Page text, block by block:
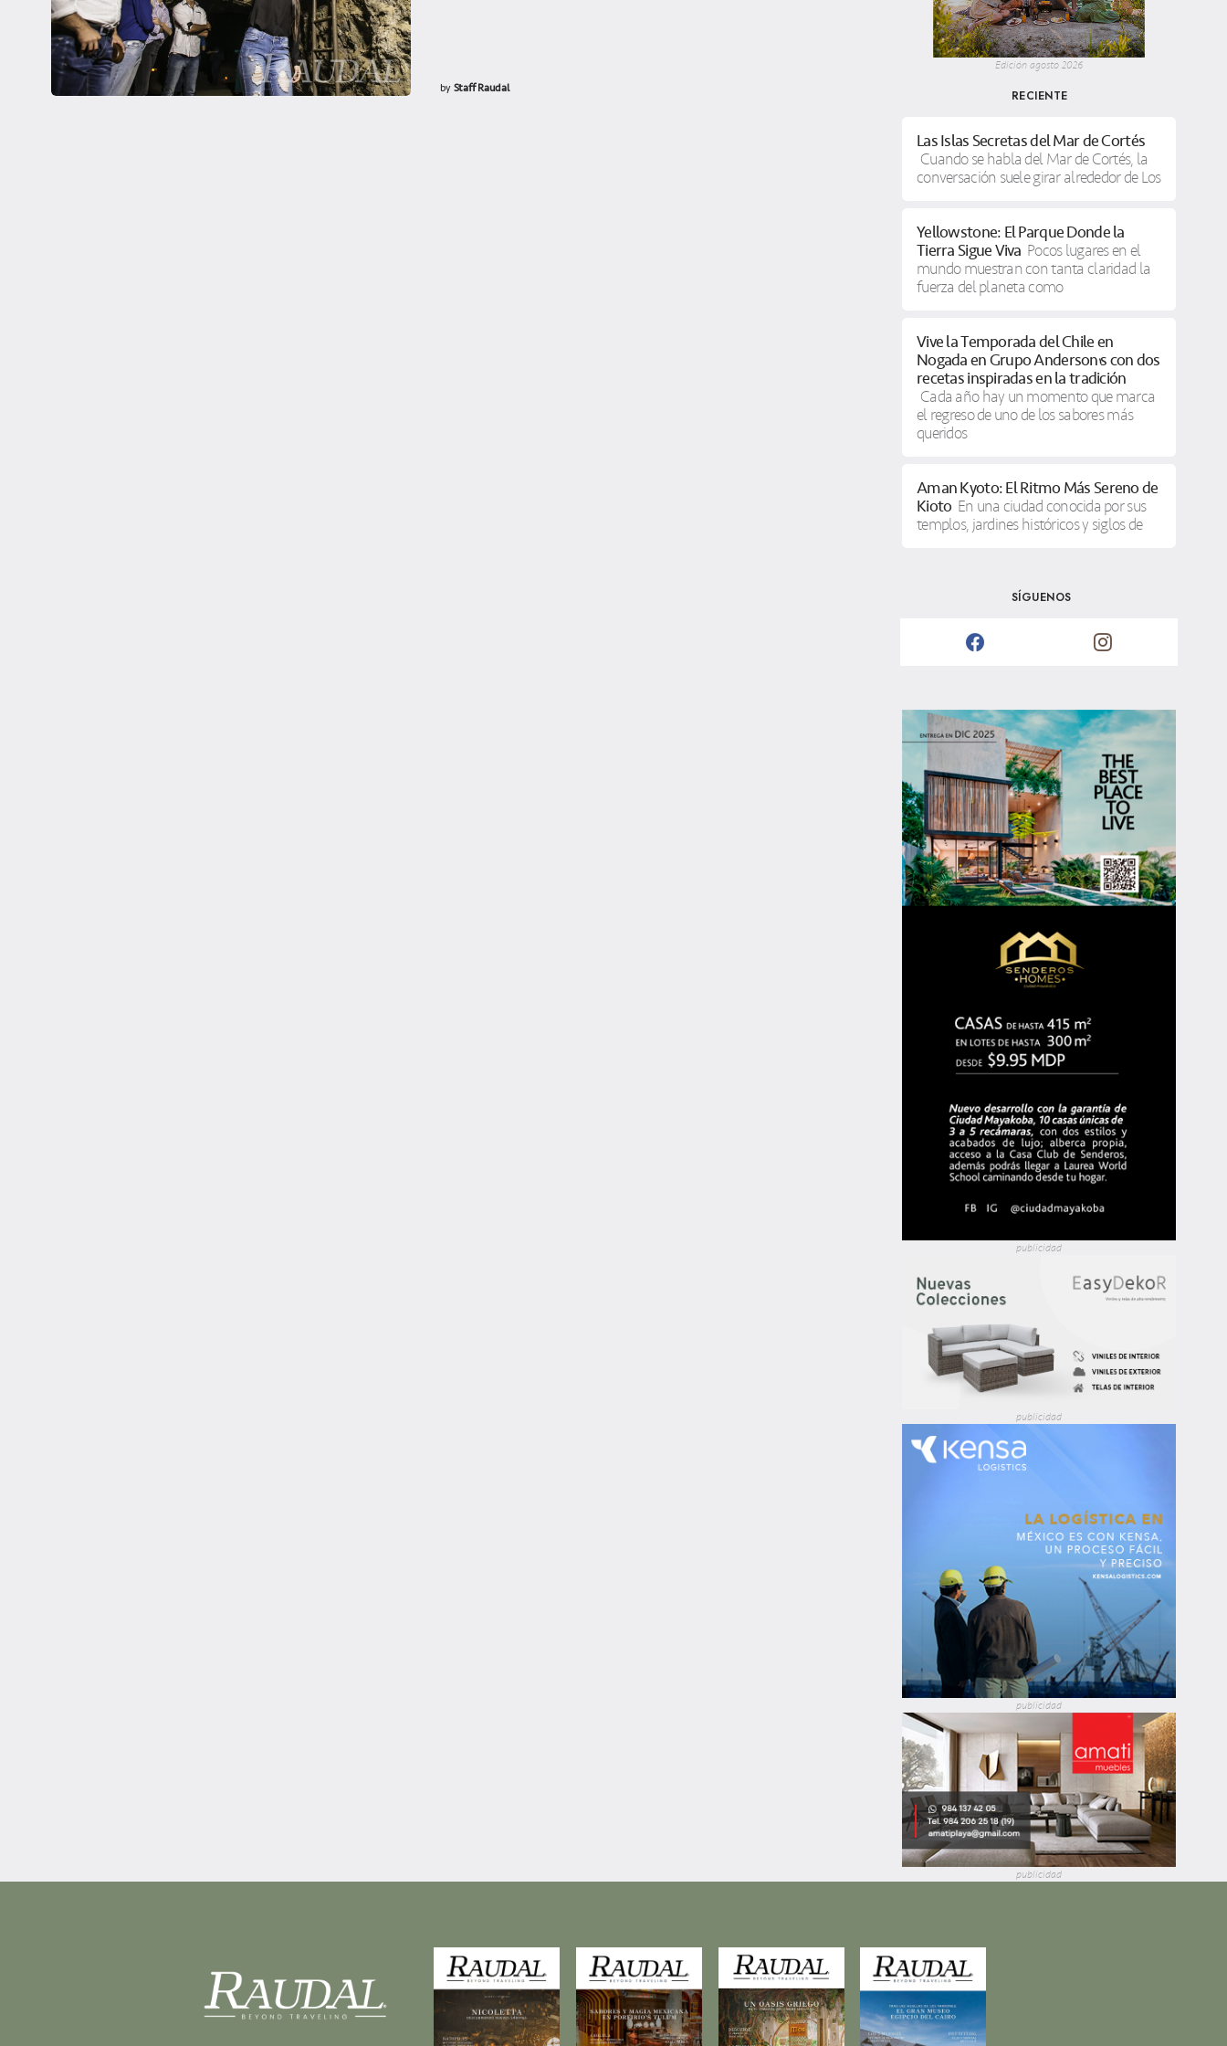
byStaff Raudal
Edición agosto 2026
RECIENTE
Las Islas Secretas del Mar de Cortés
Cuando se habla del Mar de Cortés, la
conversación suele girar alrededor de Los
Yellowstone: El Parque Donde la
Tierra Sigue Viva Pocos lugares en el
mundo muestran con tanta claridad la
fuerza del planeta como
Vive la Temporada del Chile en
Nogada en Grupo Anderson’s con dos
recetas inspiradas en la tradición
Cada año hay un momento que marca
el regreso de uno de los sabores más
queridos
Aman Kyoto: El Ritmo Más Sereno de
Kioto En una ciudad conocida por sus
templos, jardines históricos y siglos de
SÍGUENOS
publicidad
publicidad
publicidad
publicidad